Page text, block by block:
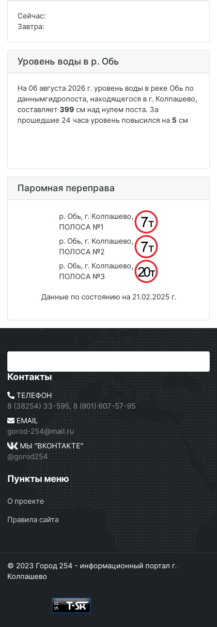
Сейчас:
Завтра:
Уровень воды в р. Обь
Паромная переправа
р. Обь, г. Колпашево,
ПОЛОСА №1
р. Обь, г. Колпашево,
ПОЛОСА №2
р. Обь, г. Колпашево,
ПОЛОСА №3
Данные по состоянию на 21.02.2025 г.
Контакты
ТЕЛЕФОН
8 (38254) 33-595, 8 (901) 607-57-95
EMAIL
gorod-254@mail.ru
МЫ "ВКОНТАКТЕ"
@gorod254
Пункты меню
О проекте
Правила сайта
© 2023 Город 254 - информационный портал г.
Колпашево